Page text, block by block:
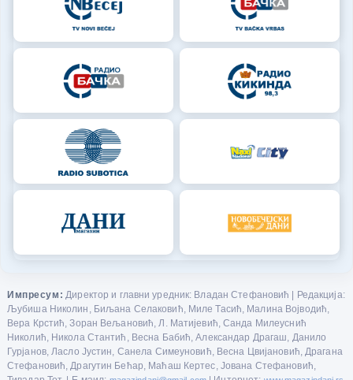
Импресум: Директор и главни уредник: Владан Стефановић | Редакција:
Љубиша Николин, Биљана Селаковић, Миле Тасић, Малина Војводић,
Вера Крстић, Зоран Вељановић, Л. Матијевић, Санда Милеуснић
Николић, Никола Стантић, Весна Бабић, Александар Драгаш, Данило
Гурјанов, Ласло Јустин, Санела Симеуновић, Весна Цвијановић, Драгана
Стефановић, Драгутин Бећар, Маћаш Кертес, Јована Стефановић,